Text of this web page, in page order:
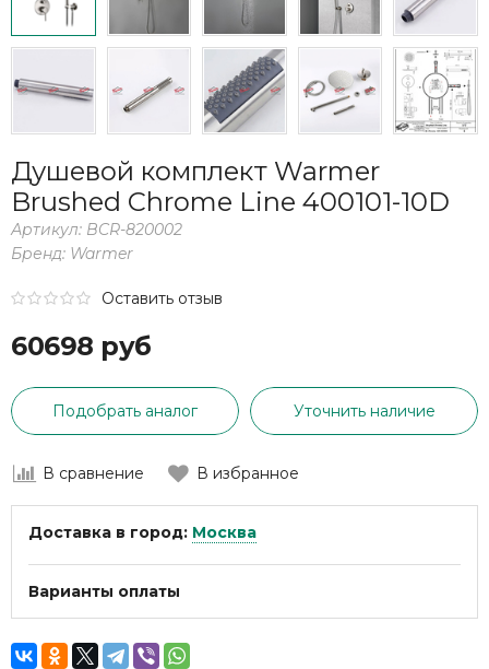
Душевой комплект Warmer
Brushed Chrome Line 400101-10D
Артикул: BCR-820002
Бренд: Warmer
Оставить отзыв
60698 руб
Подобрать аналог Уточнить наличие
В сравнение В избранное
Доставка в город: Москва
Варианты оплаты